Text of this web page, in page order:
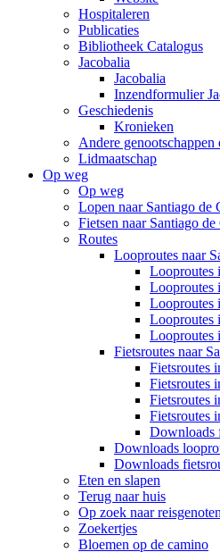
Hospitaleren
Publicaties
Bibliotheek Catalogus
Jacobalia
Jacobalia
Inzendformulier
Geschiedenis
Kronieken
Andere genootschappen
Lidmaatschap
Op weg
Op weg
Lopen naar Santiago de
Fietsen naar Santiago de
Routes
Looproutes naar
Looproutes
Looproutes
Looproutes
Looproutes
Looproutes
Fietsroutes naar
Fietsroutes
Fietsroutes
Fietsroutes
Fietsroutes
Downloads
Downloads
Downloads
Eten en slapen
Terug naar huis
Op zoek naar reisgenoten
Zoekertjes
Bloemen op de camino